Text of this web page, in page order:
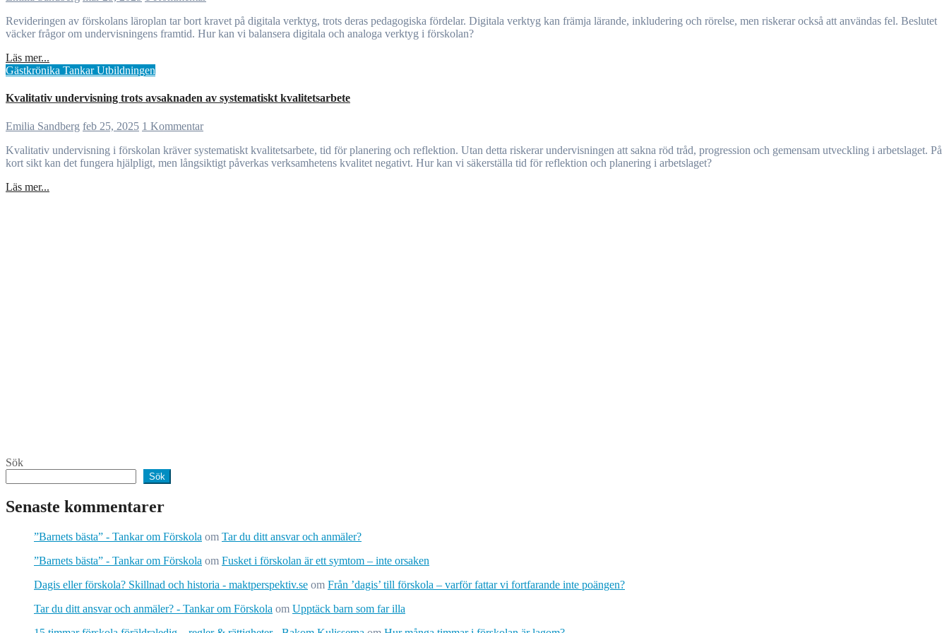
Revideringen av förskolans läroplan tar bort kravet på digitala verktyg, trots deras pedagogiska fördelar. Digitala verktyg kan främja lärande, inkludering och rörelse, men riskerar också att användas fel. Beslutet
väcker frågor om undervisningens framtid. Hur kan vi balansera digitala och analoga verktyg i förskolan?
Läs mer...
Gästkrönika TankarUtbildningen
Kvalitativ undervisning trots avsaknaden av systematiskt kvalitetsarbete
Emilia Sandberg feb 25, 2025 1 Kommentar
Kvalitativ undervisning i förskolan kräver systematiskt kvalitetsarbete, tid för planering och reflektion. Utan detta riskerar undervisningen att sakna röd tråd, progression och gemensam utveckling i arbetslaget. På
kort sikt kan det fungera hjälpligt, men långsiktigt påverkas verksamhetens kvalitet negativt. Hur kan vi säkerställa tid för reflektion och planering i arbetslaget?
Läs mer...
Sök
Sök
Senaste kommentarer
”Barnets bästa” - Tankar om Förskola om Tar du ditt ansvar och anmäler?
”Barnets bästa” - Tankar om Förskola om Fusket i förskolan är ett symtom – inte orsaken
Dagis eller förskola? Skillnad och historia - maktperspektiv.se om Från ’dagis’ till förskola – varför fattar vi fortfarande inte poängen?
Tar du ditt ansvar och anmäler? - Tankar om Förskola om Upptäck barn som far illa